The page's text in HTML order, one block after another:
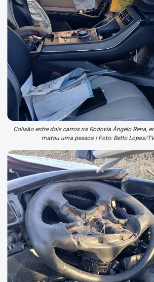
Colisão entre dois carros na Rodovia Ângelo Rena,
matou uma pessoa | Foto: Betto Lopes/